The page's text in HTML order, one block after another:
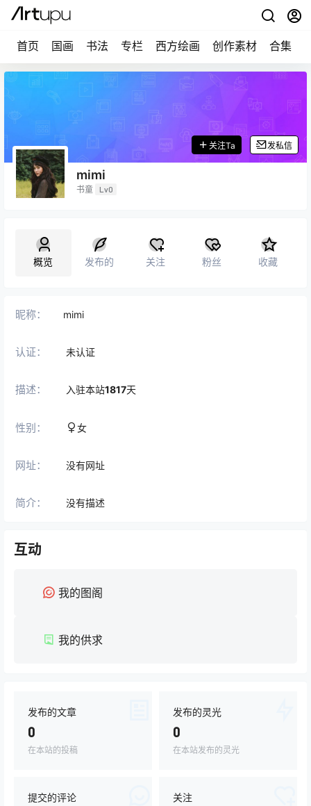
首页 国画 书法 专栏 西方绘画 创作素材 合集
mimi
书童 Lv0
关注Ta 发私信
概览 发布的 关注 粉丝 收藏
昵称： mimi
认证： 未认证
描述： 入驻本站1817天
性别： 女
网址： 没有网址
简介： 没有描述
互动
我的图阁
我的供求
发布的文章
0
在本站的投稿
发布的灵光
0
在本站发布的灵光
提交的评论 关注